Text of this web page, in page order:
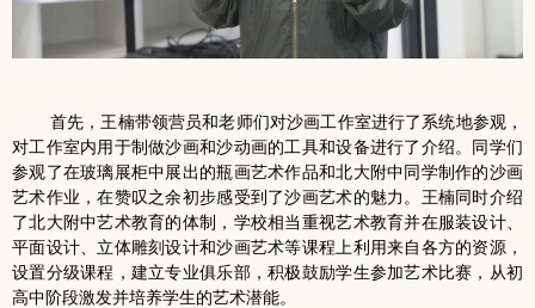
首先，王楠带领营员和老师们对沙画工作室进行了系统地参观，
对工作室内用于制做沙画和沙动画的工具和设备进行了介绍。同学们
参观了在玻璃展柜中展出的瓶画艺术作品和北大附中同学制作的沙画
艺术作业，在赞叹之余初步感受到了沙画艺术的魅力。王楠同时介绍
了北大附中艺术教育的体制，学校相当重视艺术教育并在服装设计、
平面设计、立体雕刻设计和沙画艺术等课程上利用来自各方的资源，
设置分级课程，建立专业俱乐部，积极鼓励学生参加艺术比赛，从初
高中阶段激发并培养学生的艺术潜能。